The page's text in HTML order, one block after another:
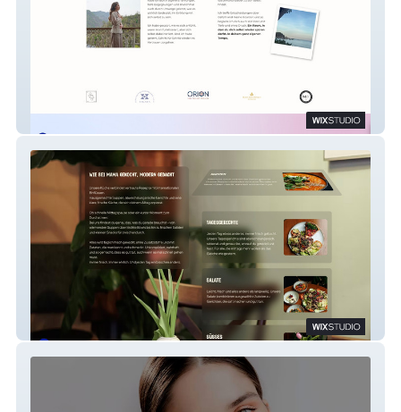
Suppenglück Frankfurt